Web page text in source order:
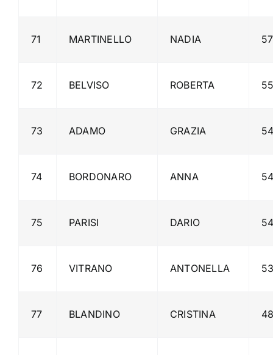
71 MARTINELLO NADIA 57
72 BELVISO ROBERTA
73 ADAMO GRAZIA
74 BORDONARO ANNA
75 PARISI DARIO
76 VITRANO ANTONELLA
77 BLANDINO CRISTINA